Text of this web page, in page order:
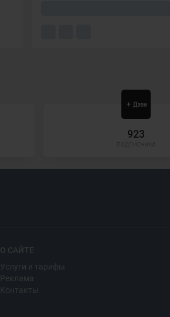
923
О САЙТЕ
Услуги и тарифы
Реклама
Контакты